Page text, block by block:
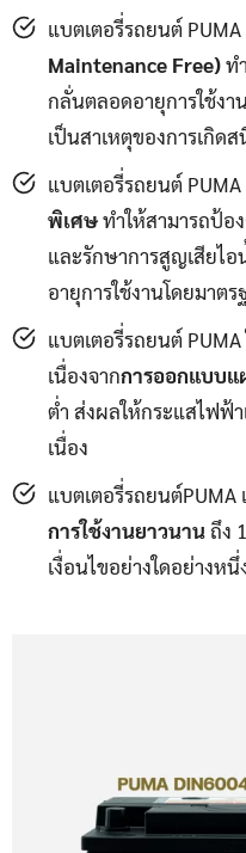
แบตเตอรี่รถยนต์ PUMA
Maintenance Free)ท
กลั่นตลอดอายุการใช้งา
เป็นสาเหตุของการเกิด
แบตเตอรี่รถยนต์ PUMA
พิเศษทำให้สามารถป้อ
และรักษาการสูญเสียไ
อายุการใช้งานโดยมาต
แบตเตอรี่รถยนต์
เนื่องจากการออกแบบแ
ต่ำ ส่งผลให้กระแสไฟฟ้
เนื่อง
แบตเตอรี่รถยนต์PUMA
การใช้งานยาวนานถึง
เงื่อนไขอย่างใดอย่างห